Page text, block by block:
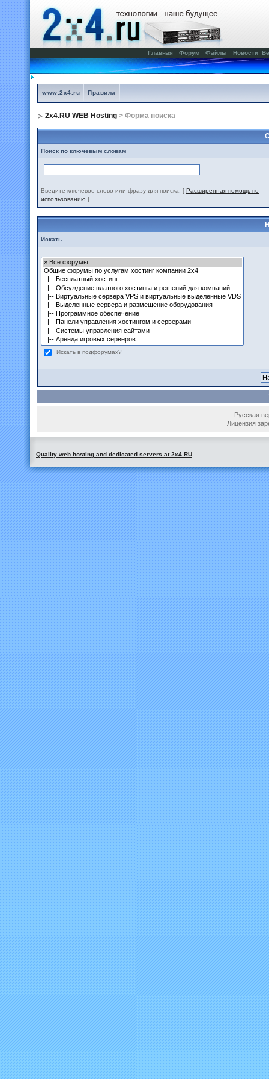
Главная Форум Файлы Новости
www.2x4.ru Правила
2x4.RU WEB Hosting > Форма поиска
Поиск по ключевым словам
Введите ключевое слово или фразу для поиска. [ Расширенная помощь по
использованию ]
Искать
Искать в подфорумах?
Русская
Лицензия
Quality web hosting and dedicated servers at 2x4.RU